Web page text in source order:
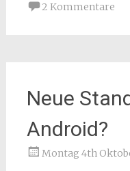
2 Kommentare
Neue
Android?
Montag 4th